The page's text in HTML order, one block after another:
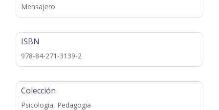
Mensajero
ISBN
978-84-271-3139-2
Colección
Psicologia, Pedagogia